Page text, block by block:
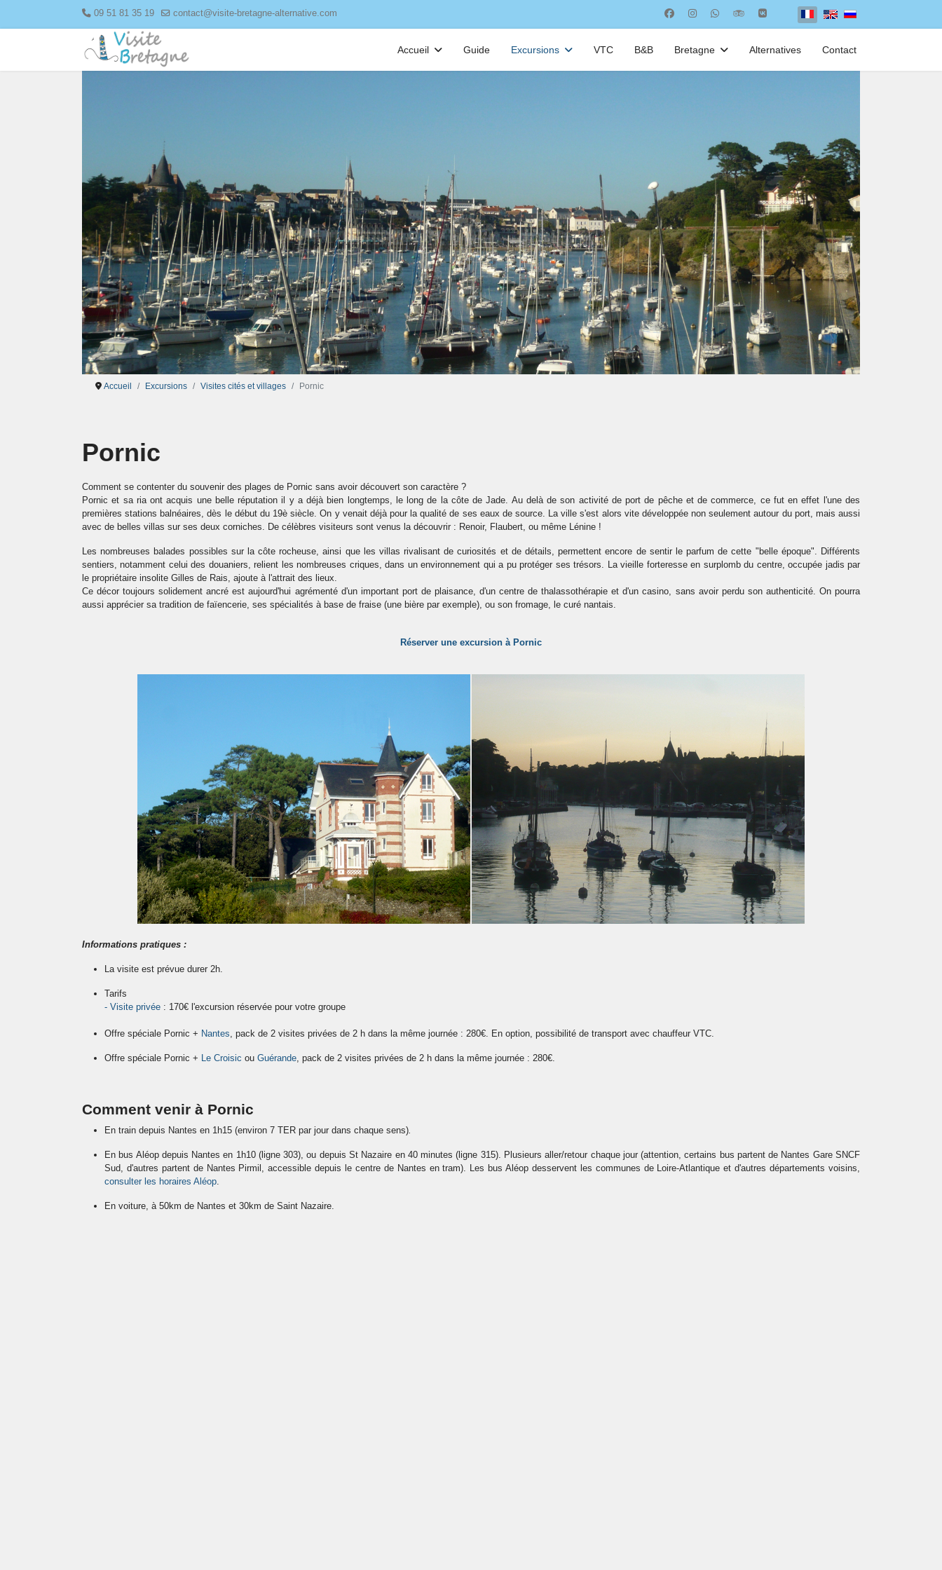
09 51 81 35 19 contact@visite-bretagne-alternative.com Select your language
Accueil Guide Excursions VTC B&B Bretagne Alternatives Contact
Accueil Excursions Visites cités et villages Pornic
Pornic
Comment se contenter du souvenir des plages de Pornic sans avoir découvert son caractère ?
Pornic et sa ria ont acquis une belle réputation il y a déjà bien longtemps, le long de la côte de Jade. Au delà de son activité de port de pêche et de commerce, ce fut en effet l'une des
premières stations balnéaires, dès le début du 19è siècle. On y venait déjà pour la qualité de ses eaux de source. La ville s'est alors vite développée non seulement autour du port, mais aussi
avec de belles villas sur ses deux corniches. De célèbres visiteurs sont venus la découvrir : Renoir, Flaubert, ou même Lénine !
Les nombreuses balades possibles sur la côte rocheuse, ainsi que les villas rivalisant de curiosités et de détails, permettent encore de sentir le parfum de cette "belle époque". Différents
sentiers, notamment celui des douaniers, relient les nombreuses criques, dans un environnement qui a pu protéger ses trésors. La vieille forteresse en surplomb du centre, occupée jadis par
le propriétaire insolite Gilles de Rais, ajoute à l'attrait des lieux.
Ce décor toujours solidement ancré est aujourd'hui agrémenté d'un important port de plaisance, d'un centre de thalassothérapie et d'un casino, sans avoir perdu son authenticité. On pourra
aussi apprécier sa tradition de faïencerie, ses spécialités à base de fraise (une bière par exemple), ou son fromage, le curé nantais.
Réserver une excursion à Pornic
Informations pratiques :
La visite est prévue durer 2h.
Tarifs
- Visite privée : 170€ l'excursion réservée pour votre groupe
Offre spéciale Pornic + Nantes, pack de 2 visites privées de 2 h dans la même journée : 280€. En option, possibilité de transport avec chauffeur VTC.
Offre spéciale Pornic + Le Croisic ou Guérande, pack de 2 visites privées de 2 h dans la même journée : 280€.
Comment venir à Pornic
En train depuis Nantes en 1h15 (environ 7 TER par jour dans chaque sens).
En bus Aléop depuis Nantes en 1h10 (ligne 303), ou depuis St Nazaire en 40 minutes (ligne 315). Plusieurs aller/retour chaque jour (attention, certains bus partent de Nantes Gare SNCF
Sud, d'autres partent de Nantes Pirmil, accessible depuis le centre de Nantes en tram). Les bus Aléop desservent les communes de Loire-Atlantique et d'autres départements voisins,
consulter les horaires Aléop.
En voiture, à 50km de Nantes et 30km de Saint Nazaire.